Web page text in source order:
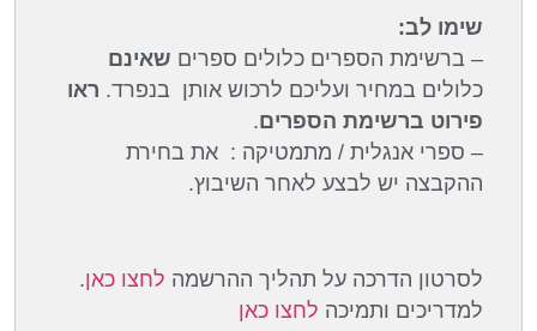
שימו לב:
– ברשימת הספרים כלולים ספרים שאינם
כלולים במחיר ועליכם לרכוש אותן בנפרד. ראו
פירוט ברשימת הספרים.
– ספרי אנגלית / מתמטיקה : את בחירת
ההקבצה יש לבצע לאחר השיבוץ.
לסרטון הדרכה על תהליך ההרשמה לחצו כאן.
למדריכים ותמיכה לחצו כאן